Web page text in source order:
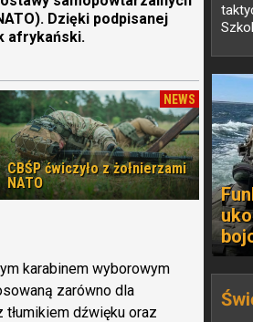
Dzięki podpisanej
afrykański.
NEWS
CBŚP ćwiczyło z żołnierzami
NATO
karabinem wyborowym
zarówno dla
dźwięku oraz